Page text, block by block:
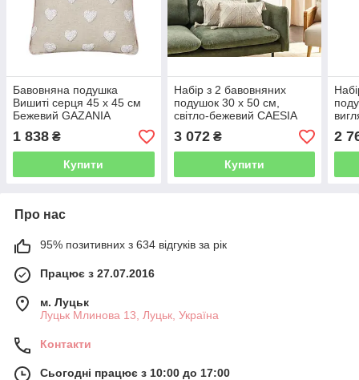
Бавовняна подушка
Вишиті серця 45 х 45 см
Бежевий GAZANIA
1 838 ₴
Купити
Набір з 2 бавовняних
подушок 30 х 50 см,
світло-бежевий CAESIA
3 072₴
Купити
2
Про нас
95% позитивних з 634 відгуків за рік
Працює з 27.07.2016
м. Луцьк
Луцьк Млинова 13, Луцьк, Україна
Контакти
Сьогодні працює з 10:00 до 17:00